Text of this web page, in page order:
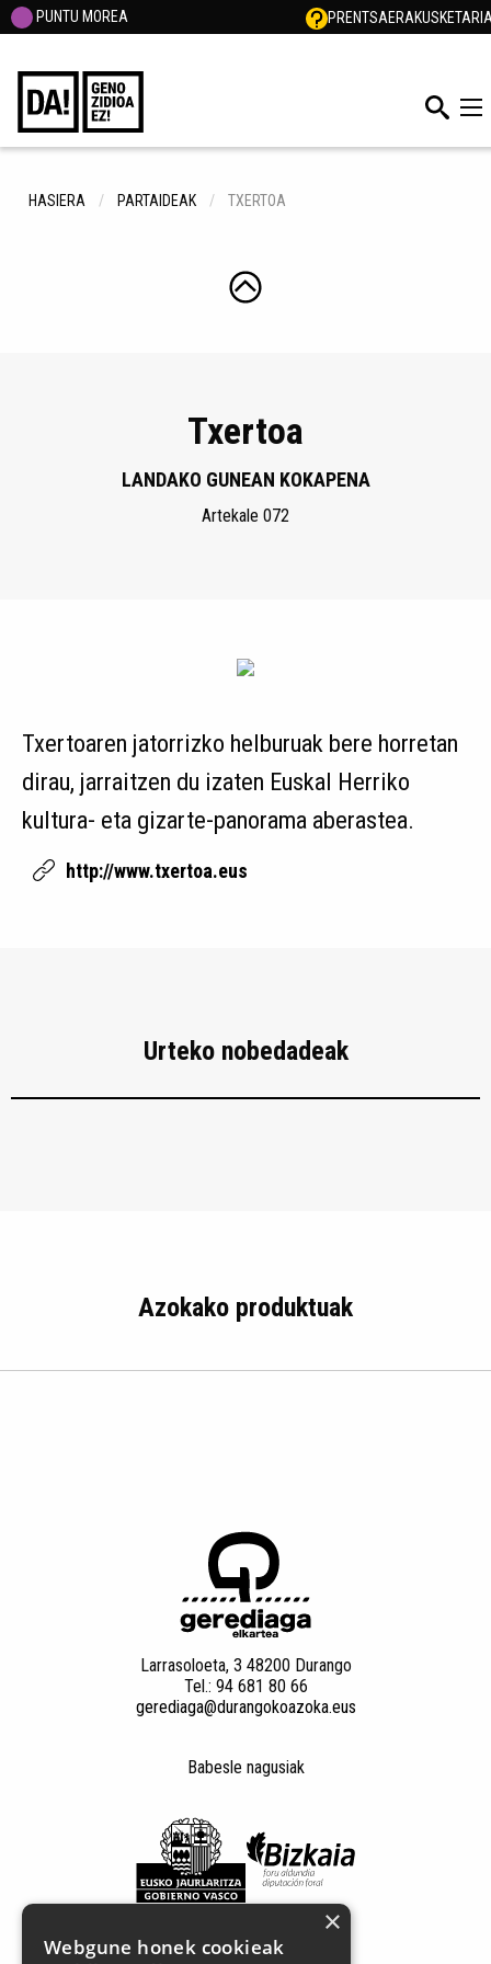
PUNTU MOREA PRENTSA
HASIERA PARTAIDEAK TXERTOA
Txertoa
LANDAKO GUNEAN KOKAPENA
Artekale 072
Txertoaren jatorrizko helburuak bere horretan
dirau, jarraitzen du izaten Euskal Herriko
kultura- eta gizarte-panorama aberastea.
http://www.txertoa.eus
Urteko nobedadeak
Azokako produktuak
Larrasoloeta, 3 48200 Durango
Tel.: 94 681 80 66
gerediaga@durangokoazoka.eus
Babesle nagusiak
×
Webgune honek cookieak